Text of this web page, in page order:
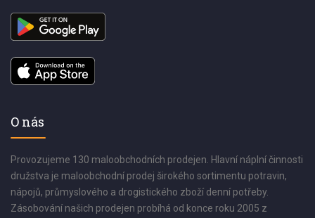
O nás
Provozujeme 130 maloobchodních prodejen. Hlavní náplní činnosti
družstva je maloobchodní prodej širokého sortimentu potravin,
nápojů, průmyslového a drogistického zboží denní potřeby.
Zásobování našich prodejen probíhá od konce roku 2005 z